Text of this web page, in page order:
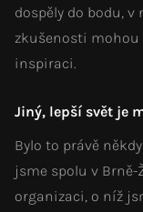
dospěly do bodu,
zkušenosti mohou
inspiraci.
Jiný, lepší svět je
Bylo to právě
jsme spolu v
organizaci, o níž